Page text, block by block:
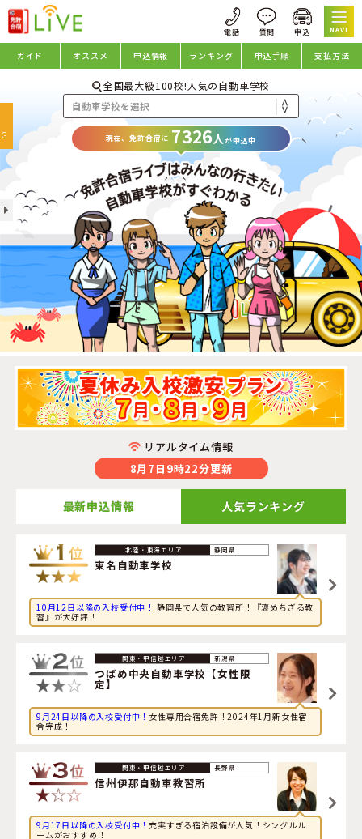
NAVI
ガイド オススメ 申込情報 ランキング 申込手順 支払方法
全国最大級100校!人気の自動車学校
現在、免許合宿に 7326人が申込中
リアルタイム情報
8月7日9時22分更新
最新申込情報
2026年8月7日
グルメに興味のある社会人が栃木県・
さくら那須モーター
スクール に申し込みました。
2026年8月7日
ゲームに興味のある大学生が静岡県・スルガ自動車学校
2026年8月7日
旅行に興味のある大学生が新潟県・
新潟中央自動車学校
に
申し込みました。
2026年8月7日
人気ランキング
静岡県
東名自動車学校
10月12日以降の入校受付中！ 静岡県で人気の教習所！『褒めちぎる教
習』が大好評！
新潟県
つばめ中央自動車学校【女性限
定】
9月24日以降の入校受付中！ 女性専用合宿免許！2024年1月新女性宿
舎完成！
長野県
信州伊那自動車教習所
9月17日以降の入校受付中！充実すぎる宿泊設備が人気！シングルル
ームがおすすめ！